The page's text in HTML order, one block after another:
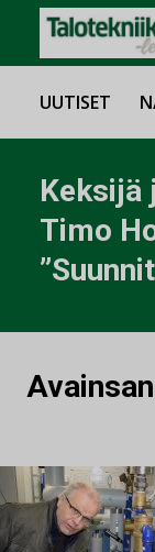
UUTISET
Keksijä
Timo